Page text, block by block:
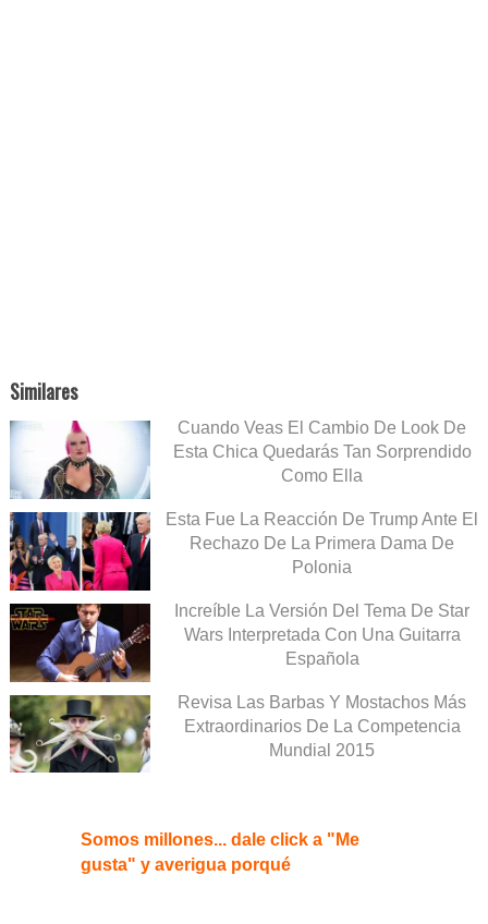
Similares
Cuando Veas El Cambio De Look De
Esta Chica Quedarás Tan Sorprendido
Como Ella
Esta Fue La Reacción De Trump Ante El
Rechazo De La Primera Dama De
Polonia
Increíble La Versión Del Tema De Star
Wars Interpretada Con Una Guitarra
Española
Revisa Las Barbas Y Mostachos Más
Extraordinarios De La Competencia
Mundial 2015
Somos millones... dale click a "Me
gusta" y averigua porqué